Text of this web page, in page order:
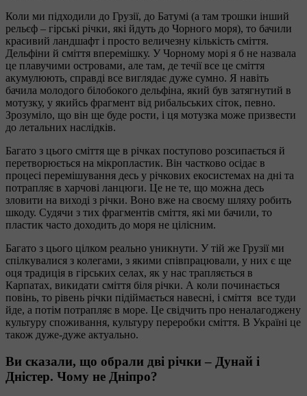
Коли ми підходили до Грузії, до Батумі (а там трошки інший
рельєф – гірські річки, які йдуть до Чорного моря), то бачили
красивий ландшафт і просто величезну кількість сміття.
Дельфіни й сміття вперемішку. У Чорному морі я б не назвала
це плавучими островами, але там, де течії все це сміття
акумулюють, справді все виглядає дуже сумно. Я навіть
бачила молодого білобокого дельфіна, який був затягнутий в
мотузку, у якийсь фрагмент від рибальських сіток, певно.
Зрозуміло, що він ще буде рости, і ця мотузка може призвести
до летальних наслідків.
Багато з цього сміття ще в річках поступово розсипається й
перетворюється на мікропластик. Він частково осідає в
процесі перемішування десь у річкових екосистемах на дні та
потрапляє в харчові ланцюги. Це не те, що можна десь
зловити на виході з річки. Воно вже на своєму шляху робить
шкоду. Судячи з тих фрагментів сміття, які ми бачили, то
пластик часто доходить до моря не цілісним.
Багато з цього цілком реально уникнути. У тій же Грузії ми
спілкувалися з колегами, з якими співпрацювали, у них є ще
оця традиція в гірських селах, як у нас трапляється в
Карпатах, викидати сміття біля річки. А коли починається
повінь, то рівень річки підіймається навесні, і сміття все туди
йде, а потім потрапляє в море. Це свідчить про неналагоджену
культуру споживання, культуру переробки сміття. В Україні це
також дуже-дуже актуально.
Ви сказали, що обрали дві річки – Дунай і
Дністер. Чому не Дніпро?